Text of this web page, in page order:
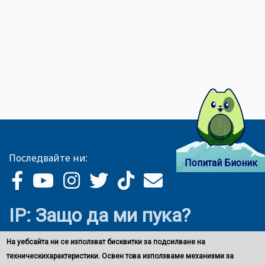
Попитай Бионик
Последвайте ни:
IP: Защо да ми пука?
На уебсайта ни се използват бисквитки за подсилване на
техническихарактеристики. Освен това използваме механизми за